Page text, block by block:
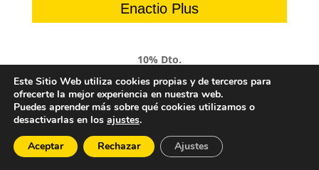
Enactio Plus
10% Dto.
Sesión de reflexión estratégica
internacional
Este Sitio Web utiliza cookies propias y de terceros para
ofrecerte la mejor experiencia en nuestra web.
Puedes aprender más sobre qué cookies utilizamos o
desactivarlas en los ajustes.
Aceptar
Rechazar Ajustes